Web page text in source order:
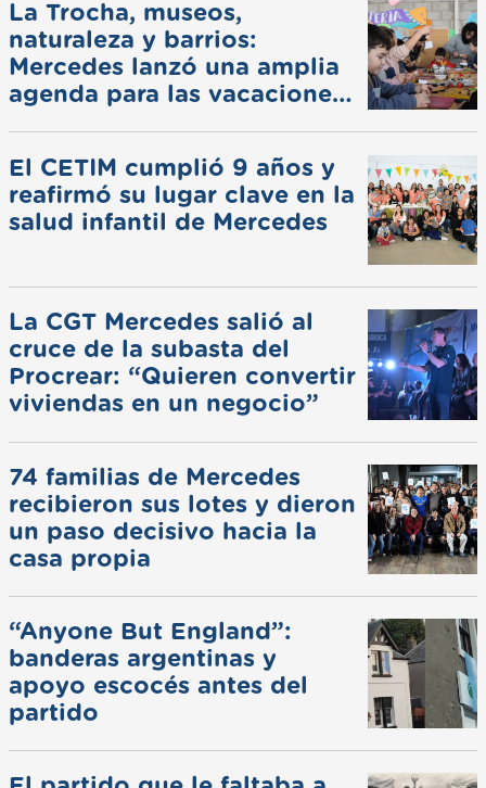
La Trocha, museos,
naturaleza y barrios:
Mercedes lanzó una amplia
agenda para las vacaciones
El CETIM cumplió 9 años y
reafirmó su lugar clave en la
salud infantil de Mercedes
La CGT Mercedes salió al
cruce de la subasta del
Procrear: “Quieren convertir
viviendas en un negocio”
74 familias de Mercedes
recibieron sus lotes y dieron
un paso decisivo hacia la
casa propia
“Anyone But England”:
banderas argentinas y
apoyo escocés antes del
partido